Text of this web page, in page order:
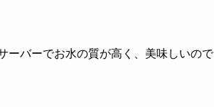
ーバーでお水の質が高く、美味しいので